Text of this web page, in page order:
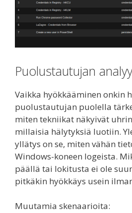
Puolustautujan
Vaikka hyökkääminen onkin
puolustautujan puolella
miten tekniikat näkyivät
millaisia hälytyksiä luotiin.
yllätys on se, miten vähän
Windows-koneen logeista.
päällä tai lokitusta ei ole
pitkäkin hyökkäys usein
Muutamia skenaarioita: